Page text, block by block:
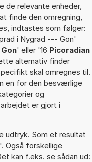
de relevante enheder,
finde den omregning,
indtastes som følger:
i Nygrad --- Gon'
' eller '16 Picoradian
alternativ finder
skal omregnes til.
en for den besværlige
og
er gjort i
udtryk. Som et resultat
Også forskellige
kan f.eks. se sådan ud: